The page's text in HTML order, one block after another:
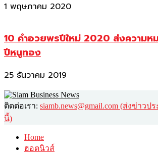
1 พฤษภาคม 2020
10 คำอวยพรปีใหม่ 2020 ส่งความ
ปีหนูทอง
25 ธันวาคม 2019
ติดต่อเรา: siamb.news@gmail.com (ส่งข่าว
นี้)
Home
ฮอตนิวส์